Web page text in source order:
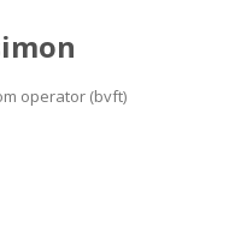
operator (bvft)